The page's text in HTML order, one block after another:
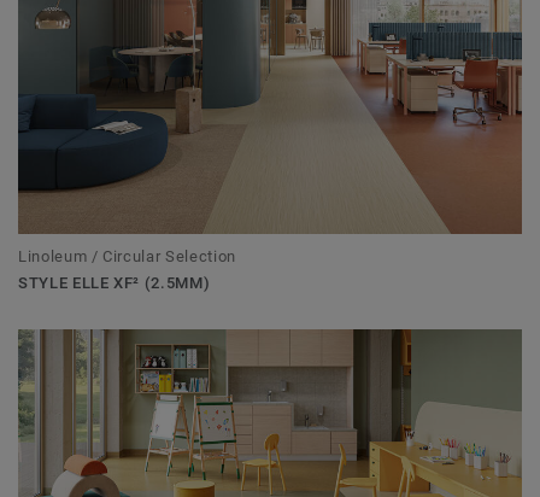
Linoleum / Circular Selection
STYLE ELLE XF² (2.5MM)